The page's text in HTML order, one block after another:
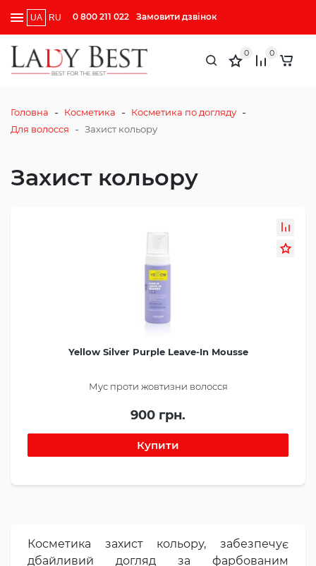
UA RU 0 800 211 022 Замовити дзвінок
0 0
Головна - Косметика - Косметика по догляду -
Для волосся - Захист кольору
Захист кольору
Yellow Silver Purple Leave-In Mousse
Мус проти жовтизни волосся
900 грн.
Косметика захист кольору, забезпечує
дбайливий догляд за фарбованим